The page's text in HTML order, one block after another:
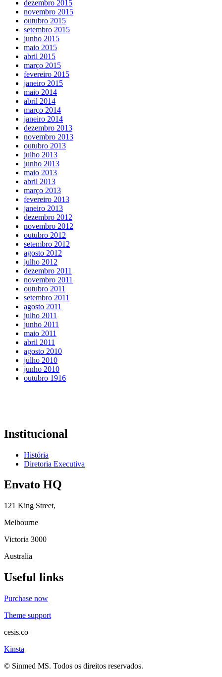
dezembro 2015
novembro 2015
outubro 2015
setembro 2015
junho 2015
maio 2015
abril 2015
março 2015
fevereiro 2015
janeiro 2015
maio 2014
abril 2014
março 2014
janeiro 2014
dezembro 2013
novembro 2013
outubro 2013
julho 2013
junho 2013
maio 2013
abril 2013
março 2013
fevereiro 2013
janeiro 2013
dezembro 2012
novembro 2012
outubro 2012
setembro 2012
agosto 2012
julho 2012
dezembro 2011
novembro 2011
outubro 2011
setembro 2011
agosto 2011
julho 2011
junho 2011
maio 2011
abril 2011
agosto 2010
julho 2010
junho 2010
outubro 1916
Institucional
História
Diretoria Executiva
Envato HQ
121 King Street,
Melbourne
Victoria 3000
Australia
Useful links
Purchase now
Theme support
cesis.co
Kinsta
© Sinmed MS. Todos os direitos reservados.